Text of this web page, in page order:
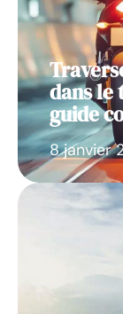
dans le
guide
8 janvier